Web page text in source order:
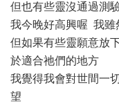
但也有些靈沒通過測
我今晚好高興喔 我雖
但如果有些靈願意放
於適合祂們的地方
我覺得我會對世間一
望